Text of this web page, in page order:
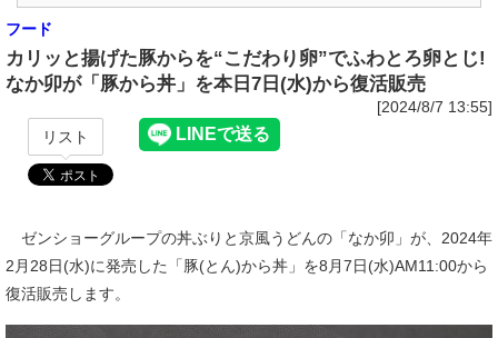
フード
カリッと揚げた豚からを“こだわり卵”でふわとろ卵とじ!
なか卯が「豚から丼」を本日7日(水)から復活販売
[2024/8/7 13:55]
リスト
ゼンショーグループの丼ぶりと京風うどんの「なか卯」が、2024年
2月28日(水)に発売した「豚(とん)から丼」を8月7日(水)AM11:00から
復活販売します。